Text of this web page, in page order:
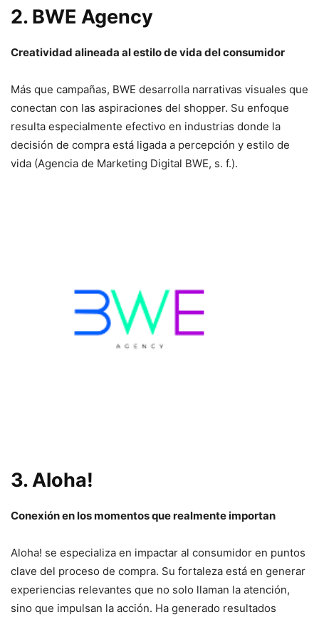
2. BWE Agency
Creatividad alineada al estilo de vida del consumidor
Más que campañas, BWE desarrolla narrativas visuales que
conectan con las aspiraciones del shopper. Su enfoque
resulta especialmente efectivo en industrias donde la
decisión de compra está ligada a percepción y estilo de
vida (Agencia de Marketing Digital BWE, s. f.).
3.Aloha!
Conexión en los momentos que realmente importan
Aloha! se especializa en impactar al consumidor en puntos
clave del proceso de compra. Su fortaleza está en generar
experiencias relevantes que no solo llaman la atención,
sino que impulsan la acción. Ha generado resultados